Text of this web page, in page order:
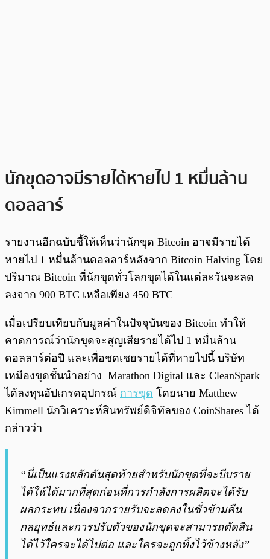
นักขุดอาจมีรายได้หายไป 1 หมื่นล้าน
ดอลลาร์
รายงานอีกฉบับชี้ให้เห็นว่านักขุด Bitcoin อาจมีรายได้
หายไป 1 หมื่นล้านดอลลาร์หลังจาก Bitcoin Halving โดย
ปริมาณ Bitcoin ที่นักขุดทั่วโลกขุดได้ในแต่ละวันจะลด
ลงจาก 900 BTC เหลือเพียง 450 BTC
เมื่อเปรียบเทียบกับมูลค่าในปัจจุบันของ Bitcoin ทำให้
คาดการณ์ว่านักขุดจะสูญเสียรายได้ไป 1 หมื่นล้าน
ดอลลาร์ต่อปี และเพื่อชดเชยรายได้ที่หายไปนี้ บริษัท
เหมืองขุดชั้นนำอย่าง Marathon Digital และ CleanSpark
ได้ลงทุนอัปเกรดอุปกรณ์ การขุด โดยนาย Matthew
Kimmell นักวิเคราะห์สินทรัพย์ดิจิทัลของ CoinShares ได้
กล่าวว่า
“นี่เป็นแรงผลักดันสุดท้ายสำหรับนักขุดที่จะบีบราย
ได้ให้ได้มากที่สุดก่อนที่การกำลังการผลิตจะได้รับ
ผลกระทบ เนื่องจากรายรับจะลดลงในชั่วข้ามคืน
กลยุทธ์และการปรับตัวของนักขุดจะสามารถตัดสิน
ได้ไว้ใครจะได้ไปต่อ และใครจะถูกทิ้งไว้ข้างหลัง”